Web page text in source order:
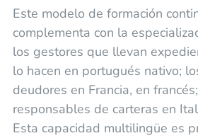
Este modelo de formación
complementa con la
los gestores que llevan
lo hacen en portugués nativo;
deudores en Francia, en
responsables de carteras en
Esta capacidad multilingüe es